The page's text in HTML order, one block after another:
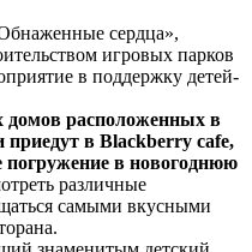
сердца»,
игровых парков
в поддержку детей-
домов расположенных в
приедут в Blackberry cafe,
погружение в новогоднюю
различные
самыми вкусными